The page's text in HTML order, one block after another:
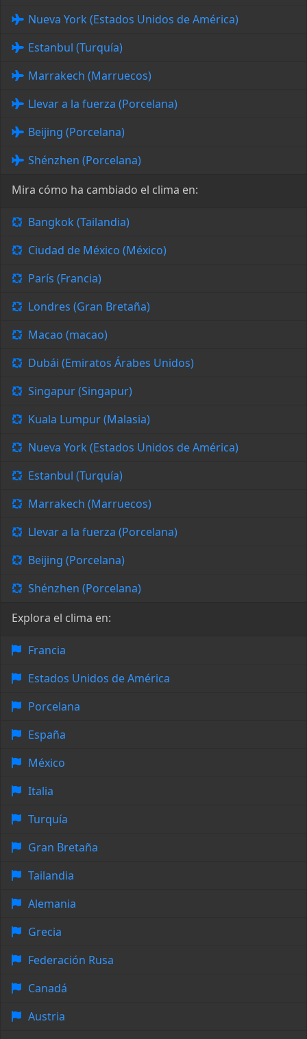
Nueva York (Estados Unidos de América)
Estanbul (Turquía)
Marrakech (Marruecos)
Llevar a la fuerza (Porcelana)
Beijing (Porcelana)
Shénzhen (Porcelana)
Mira cómo ha cambiado el clima en:
Bangkok (Tailandia)
Ciudad de México (México)
París (Francia)
Londres (Gran Bretaña)
Macao (macao)
Dubái (Emiratos Árabes Unidos)
Singapur (Singapur)
Kuala Lumpur (Malasia)
Nueva York (Estados Unidos de América)
Estanbul (Turquía)
Marrakech (Marruecos)
Llevar a la fuerza (Porcelana)
Beijing (Porcelana)
Shénzhen (Porcelana)
Explora el clima en:
Francia
Estados Unidos de América
Porcelana
España
México
Italia
Turquía
Gran Bretaña
Tailandia
Alemania
Grecia
Federación Rusa
Canadá
Austria